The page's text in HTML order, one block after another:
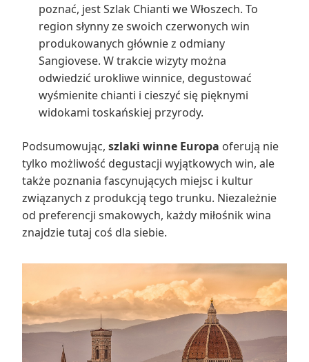
poznać, jest Szlak Chianti we Włoszech. To
region słynny ze swoich czerwonych win
produkowanych głównie z odmiany
Sangiovese. W trakcie wizyty można
odwiedzić urokliwe winnice, degustować
wyśmienite chianti i cieszyć się pięknymi
widokami toskańskiej przyrody.
Podsumowując, szlaki winne Europa oferują nie
tylko możliwość degustacji wyjątkowych win, ale
także poznania fascynujących miejsc i kultur
związanych z produkcją tego trunku. Niezależnie
od preferencji smakowych, każdy miłośnik wina
znajdzie tutaj coś dla siebie.